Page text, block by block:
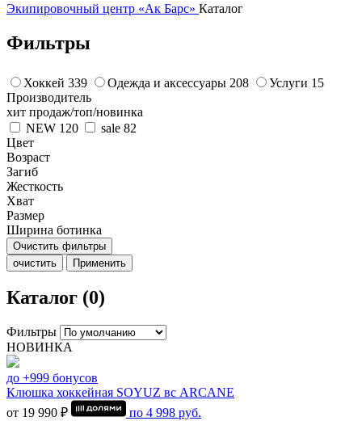
Экипировочный центр «Ак Барс» Каталог
Фильтры
Хоккей 339 Одежда и аксессуары 208 Услуги 15
Производитель
хит продаж/топ/новинка
NEW 120 sale 82
Цвет
Возраст
Загиб
Жесткость
Хват
Размер
Ширина ботинка
Очистить фильтры
очистить
Применить
Каталог (0)
Фильтры
НОВИНКА
до +999 бонусов
Клюшка хоккейная SOYUZ вс ARCANE
от 19 990 ₽
по 4 998 руб.